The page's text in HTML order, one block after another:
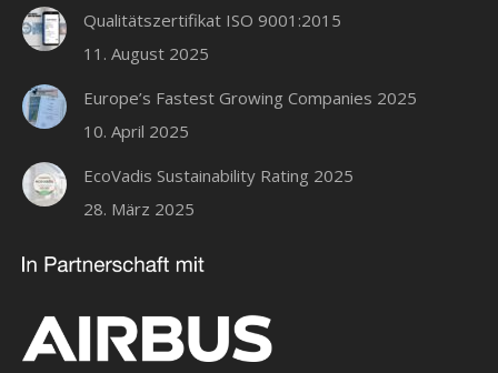
Qualitätszertifikat ISO 9001:2015
11. August 2025
Europe’s Fastest Growing Companies 2025
10. April 2025
EcoVadis Sustainability Rating 2025
28. März 2025